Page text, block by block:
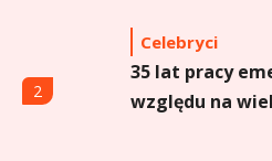
2
Celebryci
35 lat pracy
względu na